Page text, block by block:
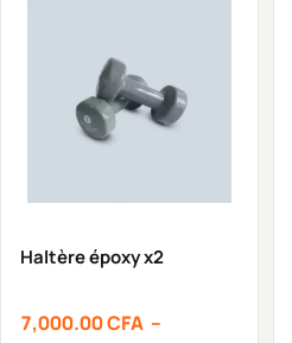
Haltère époxy x2
7,000.00CFA –